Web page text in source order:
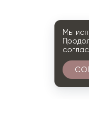
Мы